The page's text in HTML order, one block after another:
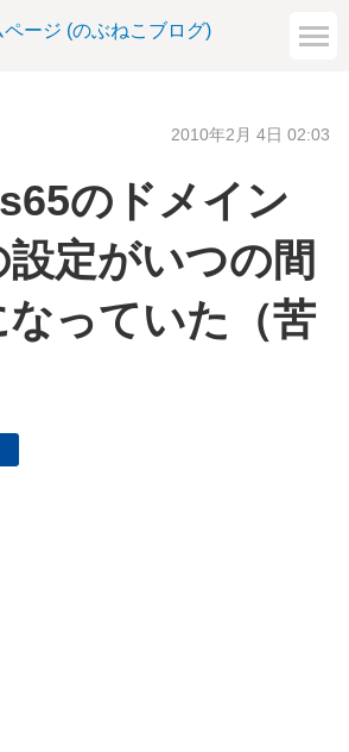
ージ (のぶねこブログ)
2010年2月 4日 02:03
のドメイン
定がいつの間
っていた（苦